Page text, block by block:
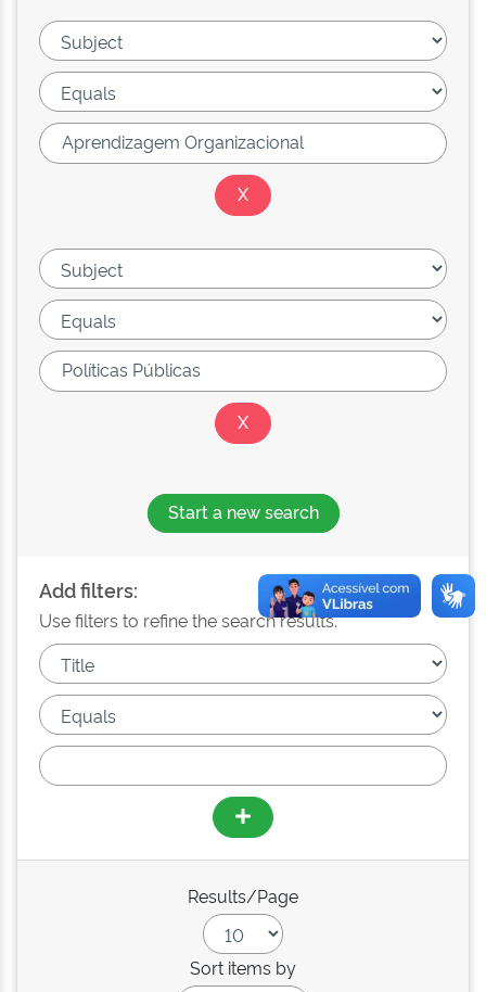
Start a new search
Add filters:
Use filters to refine the search results.
Results/Page
Sort items by